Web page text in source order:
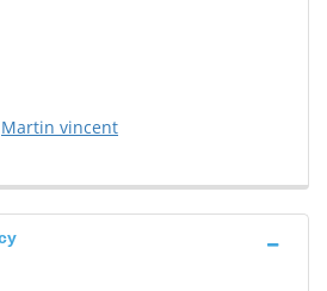
Martin vincent